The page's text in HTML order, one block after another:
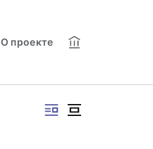
О проекте